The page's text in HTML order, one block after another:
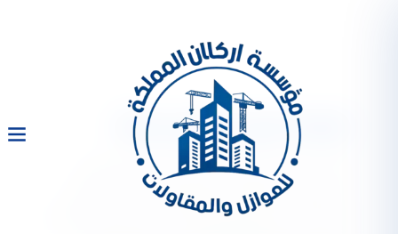
شركة عزل اسطح بمكة
شركة عزل اسطح بمكة شركة عزل اسطح بمكة
يحتاج الكثير من الأفراد القيام بعمليات عزل للأسطح
والخزانات الخاصة بهم، ويبحثون عن شركة عزل بالدمام